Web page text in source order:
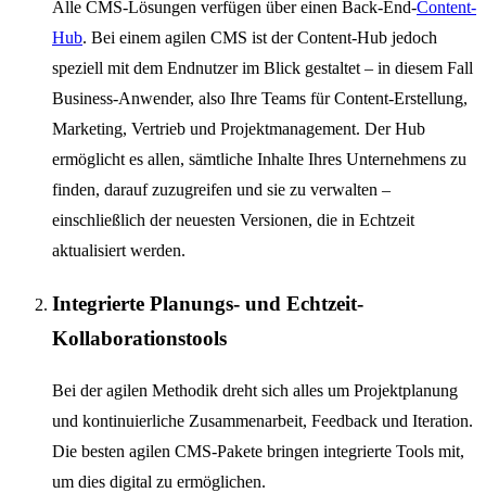
Alle CMS-Lösungen verfügen über einen Back-End-Content-
Hub. Bei einem agilen CMS ist der Content-Hub jedoch
speziell mit dem Endnutzer im Blick gestaltet – in diesem Fall
Business-Anwender, also Ihre Teams für Content-Erstellung,
Marketing, Vertrieb und Projektmanagement. Der Hub
ermöglicht es allen, sämtliche Inhalte Ihres Unternehmens zu
finden, darauf zuzugreifen und sie zu verwalten –
einschließlich der neuesten Versionen, die in Echtzeit
aktualisiert werden.
Integrierte Planungs- und Echtzeit-
Kollaborationstools
Bei der agilen Methodik dreht sich alles um Projektplanung
und kontinuierliche Zusammenarbeit, Feedback und Iteration.
Die besten agilen CMS-Pakete bringen integrierte Tools mit,
um dies digital zu ermöglichen.